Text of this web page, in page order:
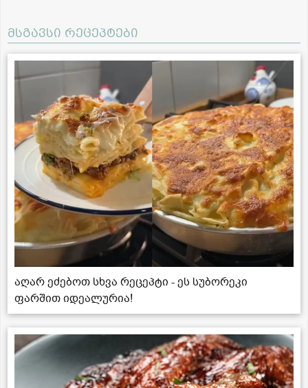
მსგავსი რეცეპტები
აღარ ეძებოთ სხვა რეცეპტი - ეს სუბორეკი
ფარშით იდეალურია!